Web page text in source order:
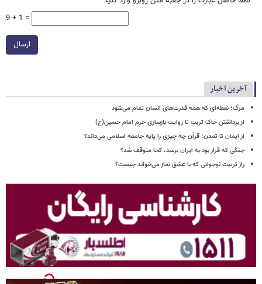
9 + 1 =
ارسال
آخرین اخبار
مرگ؛ نقطه‌ای که همه قدرت‌های انسان تمام می‌شود
از برداشتن خاک تربت تا روایت بازسازی حرم امام حسین(ع)
از ایمان تا تمدن؛ قرآن چه چیزی را پایه جامعه اسلامی می‌داند؟
جنگی که قرار بود به ایران برسد، کجا متوقف شد؟
راز تربیت نوجوانی که با عشق نماز می‌خواند چیست؟